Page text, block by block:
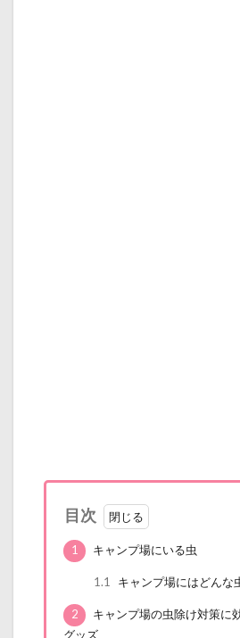
目次
1 キャンプ場にいる虫
1.1 キャンプ場にはどんな
2
キャンプ場の虫除け対策に
グッズ